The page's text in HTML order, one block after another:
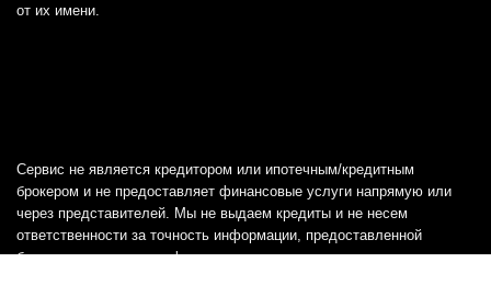
от их имени.
Сервис не является кредитором или ипотечным/кредитным
брокером и не предоставляет финансовые услуги напрямую или
через представителей. Мы не выдаем кредиты и не несем
ответственности за точность информации, предоставленной
банками, включая тарифы, кредитные ставки и переплаты, а также